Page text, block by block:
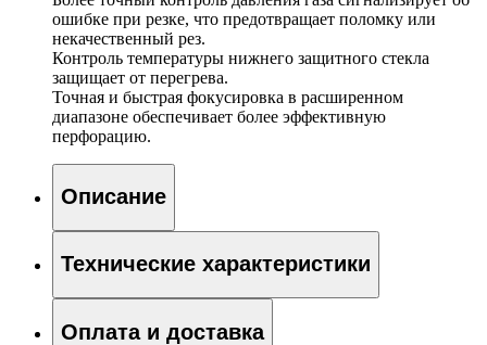
ошибке при резке, что предотвращает поломку или
некачественный рез.
Контроль температуры нижнего защитного стекла
защищает от перегрева.
Точная и быстрая фокусировка в расширенном
диапазоне обеспечивает более эффективную
перфорацию.
Описание
Технические характеристики
Оплата и доставка